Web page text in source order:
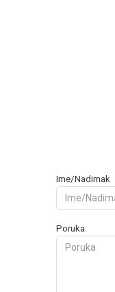
Ime/Nadimak
Poruka